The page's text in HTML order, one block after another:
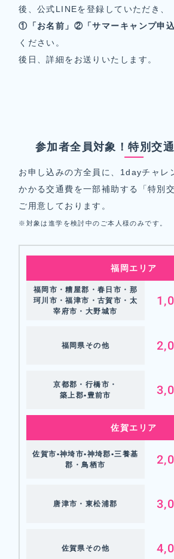
後、公式LINEを登録していただき、
①「お名前」②「サマーキャンプ申込
ください。
後日、詳細をお送りいたします。
参加者全員対象！特別交
お申し込みの方全員に、1dayチャレ
かかる交通費を一部補助する「特別
ご用意しております。
※対象は進学を検討中のご本人様のみです。
福岡エリア
福岡市・糟屋郡・春日市・那
珂川市・福津市・古賀市・太
宰府市・大野城市
福岡県その他
京都郡・行橋市・
築上郡•豊前市
佐賀エリア
佐賀市•神埼市•神埼郡•三養基
郡・鳥栖市
唐津市・東松浦郡
佐賀県その他